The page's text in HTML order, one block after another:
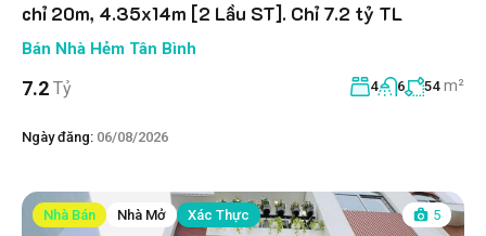
chỉ 20m, 4.35x14m [2 Lầu ST]. Chỉ 7.2 tỷ TL
Bán Nhà Hẻm Tân Bình
7.2 Tỷ 4 6 54 m²
Ngày đăng: 06/08/2026
Nhà Bán Nhà Mở Xác Thực 5